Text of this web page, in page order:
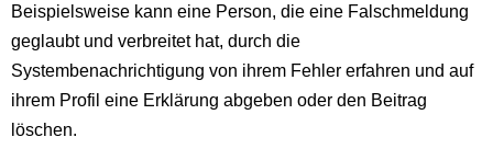
Beispielsweise kann eine Person, die eine Falschmeldung
geglaubt und verbreitet hat, durch die
Systembenachrichtigung von ihrem Fehler erfahren und auf
ihrem Profil eine Erklärung abgeben oder den Beitrag
löschen.